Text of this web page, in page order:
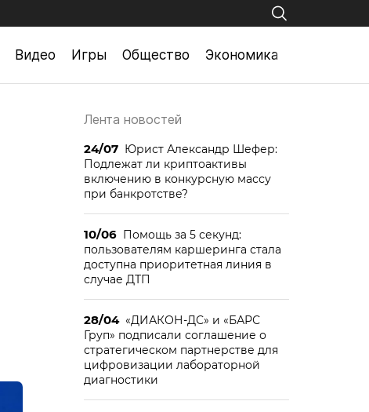
Видео Игры Общество Экономика
Лента новостей
24/07 Юрист Александр Шефер:
Подлежат ли криптоактивы
включению в конкурсную массу
при банкротстве?
10/06 Помощь за 5 секунд:
пользователям каршеринга стала
доступна приоритетная линия в
случае ДТП
28/04 «ДИАКОН-ДС» и «БАРС
Груп» подписали соглашение о
стратегическом партнерстве для
цифровизации лабораторной
диагностики